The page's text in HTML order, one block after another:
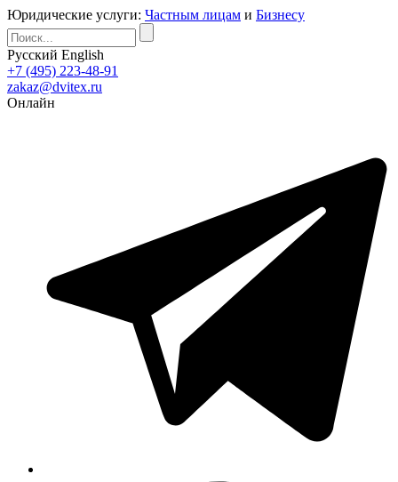
Юридические услуги: Частным лицам и Бизнесу
Русский English
+7 (495) 223-48-91
zakaz@dvitex.ru
Онлайн